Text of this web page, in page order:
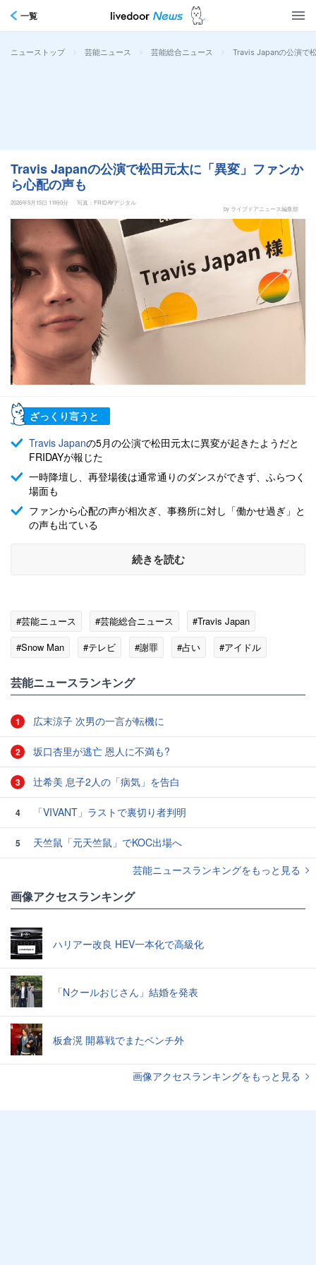
一覧
ニューストップ > 芸能ニュース > 芸能総合ニュース > Travis Japanの公演で
Travis Japanの公演で松田元太に「異変」ファンか
ら心配の声も
2026年5月15日 11時0分
写真：FRIDAYデジタル
by ライブドアニュース編集部
ざっくり言うと
Travis Japanの5月の公演で松田元太に異変が起きたようだと
FRIDAYが報じた
一時降壇し、再登場後は通常通りのダンスができず、ふらつく
場面も
ファンから心配の声が相次ぎ、事務所に対し「働かせ過ぎ」と
の声も出ている
続きを読む
#芸能ニュース #芸能総合ニュース
#Travis Japan
#Snow Man
#テレビ #謝罪 #占い
#アイドル
芸能ニュースランキング
1 広末涼子 次男の一言が転機に
2 坂口杏里が逃亡 恩人に不満も?
3 辻希美 息子2人の「病気」を告白
4 「VIVANT」ラストで裏切り者判明
5
天竺鼠「元天竺鼠」でKOC出場へ
芸能ニュースランキングをもっと見る
画像アクセスランキング
ハリアー改良 HEV一本化で高級化
「Nクールおじさん」結婚を発表
板倉滉 開幕戦でまたベンチ外
画像アクセスランキングをもっと見る